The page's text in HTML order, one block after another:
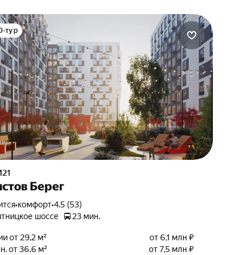
тур
Берег
•комфорт•4.5 (53)
шоссе
23 мин.
от 29,2 м²
от 6,1 млн ₽
от 36,6 м²
от 7,5 млн ₽